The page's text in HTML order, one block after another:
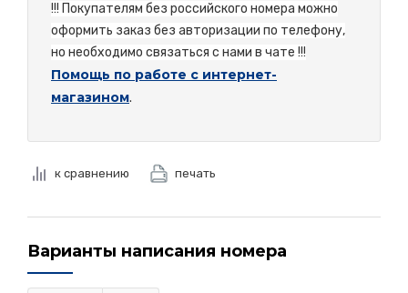
!!! Покупателям без российского номера можно
оформить заказ без авторизации по телефону,
но необходимо связаться с нами в чате !!!
Помощь по работе с интернет-
магазином.
к сравнению печать
Варианты написания номера